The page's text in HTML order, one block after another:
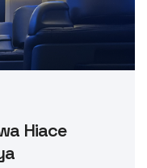
Hiace